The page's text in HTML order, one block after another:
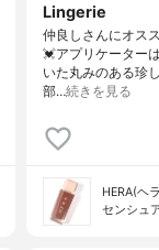
Lingerie
仲良しさんにオス
💓アプリケーター
いた丸みのある珍
部…続きを見る
HERA(ヘ
センシュ